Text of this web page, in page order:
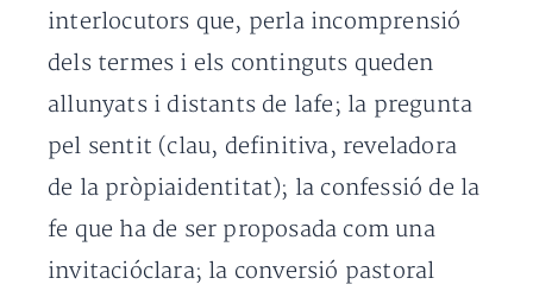
interlocutors que, perla incomprensió
dels termes i els continguts queden
allunyats i distants de lafe; la pregunta
pel sentit (clau, definitiva, reveladora
de la pròpiaidentitat); la confessió de la
fe que ha de ser proposada com una
invitacióclara; la conversió pastoral